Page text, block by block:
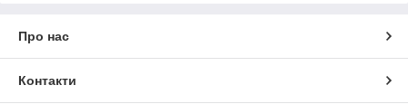
Про нас
Контакти